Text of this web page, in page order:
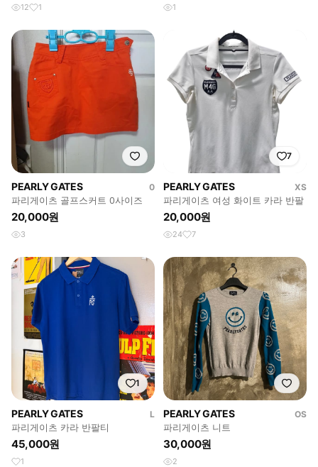
12 1 1
PEARLY GATES
0
파리게이츠 골프스커트 0사이즈
20,000원
3
7
PEARLY GATES
XS
파리게이츠 여성 화이트 카라 반팔
20,000원
24 7
1
PEARLY GATES
L
파리게이츠 카라 반팔티
45,000원
1
PEARLY GATES
OS
파리게이츠 니트
30,000원
2